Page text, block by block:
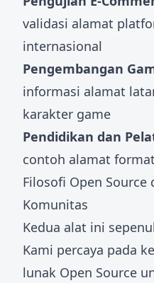
validasi alamat
internasional
Pengembangan
informasi alamat
karakter game
Pendidikan dan
contoh alamat
Filosofi Open Source
Komunitas
Kedua alat ini
Kami percaya pada
lunak Open Source